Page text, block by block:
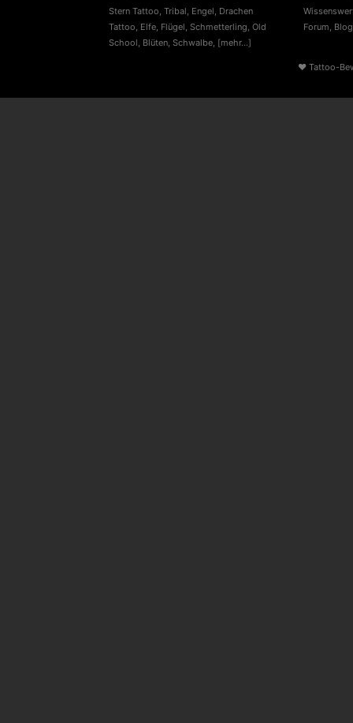
Stern Tattoo, Tribal, Engel, Drachen
Tattoo, Elfe, Flügel, Schmetterling, Old
School, Blüten, Schwalbe, [mehr...]
Forum, Blog
♥ Tattoo-